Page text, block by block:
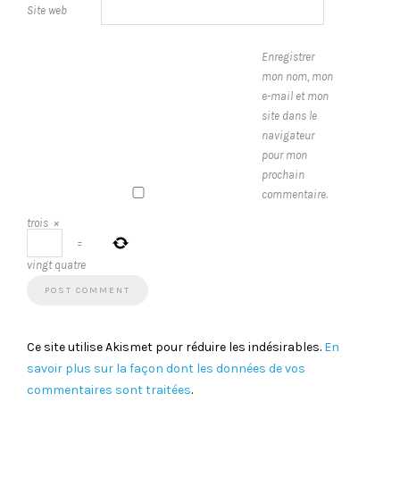
Site web
Enregistrer
mon nom, mon
e-mail et mon
site dans le
navigateur
pour mon
prochain
commentaire.
trois ×
=
vingt quatre
Ce site utilise Akismet pour réduire les indésirables. En
savoir plus sur la façon dont les données de vos
commentaires sont traitées.